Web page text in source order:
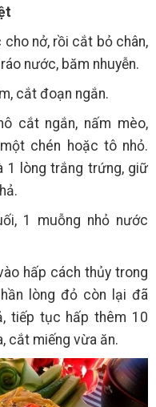
nở, rồi cắt bỏ chân,
nước, băm nhuyễn.
cắt đoạn ngắn.
cắt ngắn, nấm mèo,
chén hoặc tô nhỏ.
1 lòng trắng trứng, giữ
1 muỗng nhỏ nước
hấp cách thủy trong
lòng đỏ còn lại đã
tiếp tục hấp thêm 10
cắt miếng vừa ăn.